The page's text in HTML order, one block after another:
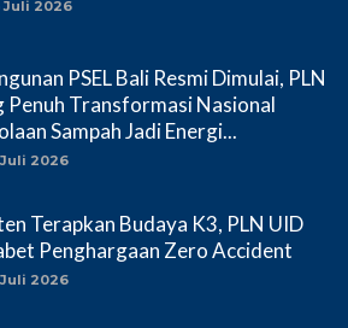
Juli 2026
PSEL Bali Resmi Dimulai, PLN
Penuh Transformasi Nasional
Sampah Jadi Energi...
2026
Terapkan Budaya K3, PLN UID
Penghargaan Zero Accident
2026